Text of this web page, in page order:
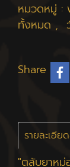
หมวดหมู่ :
ทั้งหมด ,
Share
รายละเอีย
"ตลับยาหม่